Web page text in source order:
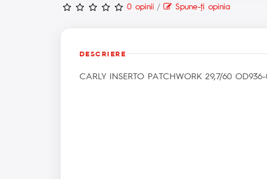
0 opinii / Spune-ţi opinia
DESCRIERE
CARLY INSERTO PATCHWORK 29,7/60